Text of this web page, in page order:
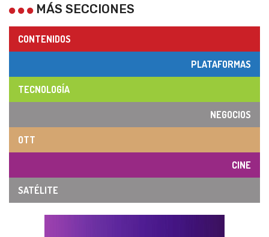
MÁS SECCIONES
CONTENIDOS
PLATAFORMAS
TECNOLOGÍA
NEGOCIOS
OTT
CINE
SATÉLITE